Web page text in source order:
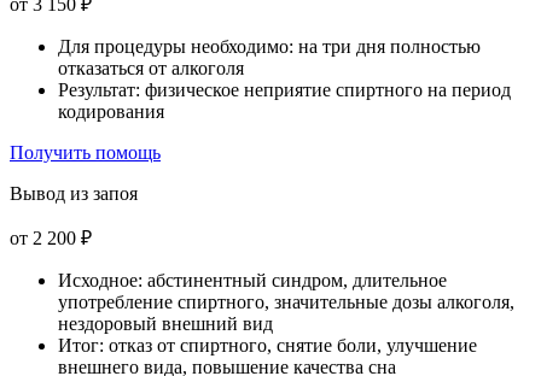
Для процедуры необходимо: на три дня полностью
отказаться от алкоголя
Результат: физическое неприятие спиртного на период
кодирования
Получить помощь
Вывод из запоя
от 2 200 ₽
Исходное: абстинентный синдром, длительное
употребление спиртного, значительные дозы алкоголя,
нездоровый внешний вид
Итог: отказ от спиртного, снятие боли, улучшение
внешнего вида, повышение качества сна